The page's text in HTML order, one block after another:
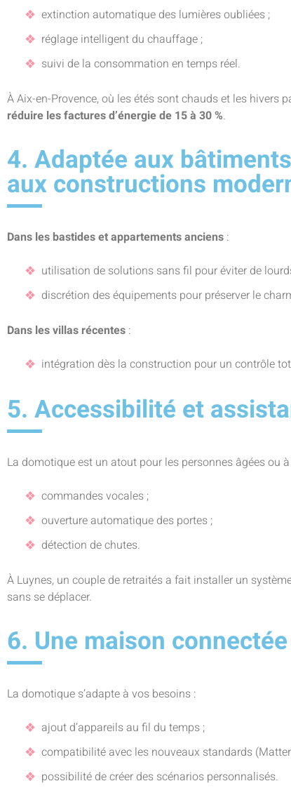
extinction automatique des lumières oubliées ;
réglage intelligent du chauffage ;
suivi de la consommation en temps réel.
À Aix-en-Provence, où les étés sont chauds et les hivers
réduire les factures d’énergie de 15 à 30 %.
4. Adaptée aux
aux constructions
Dans les bastides et appartements anciens :
utilisation de solutions sans fil pour éviter de
discrétion des équipements pour préserver le
Dans les villas récentes :
intégration dès la construction pour un contrôle
5. Accessibilité et
La domotique est un atout pour les personnes âgées ou
commandes vocales ;
ouverture automatique des portes ;
détection de chutes.
À Luynes, un couple de retraités a fait installer un
sans se déplacer.
6. Une maison
La domotique s’adapte à vos besoins :
ajout d’appareils au fil du temps ;
compatibilité avec les nouveaux standards
possibilité de créer des scénarios personnalisés.